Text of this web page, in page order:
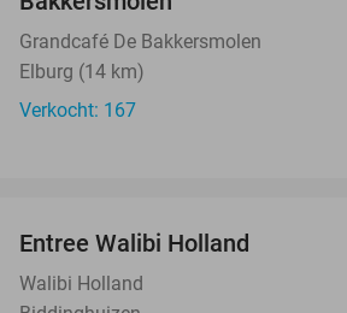
Grandcafé De Bakkersmolen
Elburg (14 km)
Verkocht: 167
Entree Walibi Holland
Walibi Holland